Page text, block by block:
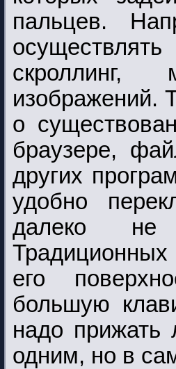
пальцев.
скроллинг,
изображений.
о
браузере,
других
удобно
далеко не
Традиционных
его
большую
надо прижать
одним, но в